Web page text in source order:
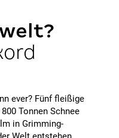
ever? Fünf fleißige
Tonnen Schnee
in Grimming-